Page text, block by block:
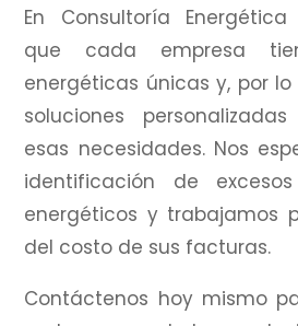
En Consultoría Energética
que cada empresa
energéticas únicas y, por
soluciones
esas necesidades. Nos
identificación de
energéticos y trabajamos
del costo de sus facturas.
Contáctenos hoy mismo